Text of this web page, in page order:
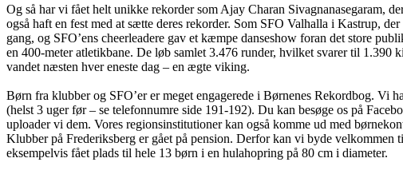
Og så har vi fået helt unikke rekorder som Ajay Charan Sivagnanasegaram,
også haft en fest med at sætte deres rekorder. Som SFO Valhalla i Kastrup,
gang, og SFO’ens cheerleadere gav et kæmpe danseshow foran det store
en 400-meter atletikbane. De løb samlet 3.476 runder, hvilket svarer til
vandet næsten hver eneste dag – en ægte viking.
Børn fra klubber og SFO’er er meget engagerede i Børnenes Rekordbog. Vi
(helst 3 uger før – se telefonnumre side 191-192). Du kan besøge os på
uploader vi dem. Vores regionsinstitutioner kan også komme ud med
Klubber på Frederiksberg er gået på pension. Derfor kan vi byde
eksempelvis fået plads til hele 13 børn i en hulahopring på 80 cm i diameter.